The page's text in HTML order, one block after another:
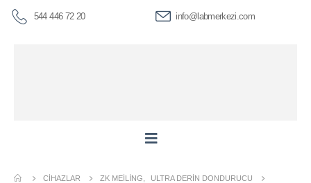
544 446 72 20 info@labmerkezi.com
CIHAZLAR ZK MEILING
ULTRA DERIN DONDURUCU